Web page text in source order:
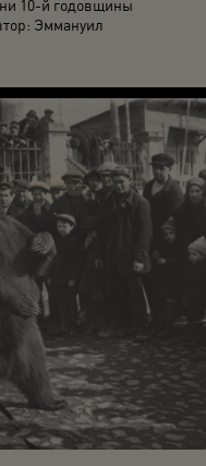
10-й годовщины
Эммануил